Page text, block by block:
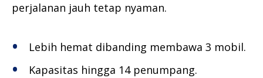
perjalanan jauh tetap nyaman.
Lebih hemat dibanding membawa 3 mobil.
Kapasitas hingga 14 penumpang.